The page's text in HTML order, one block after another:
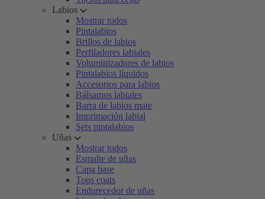
Labios
Mostrar todos
Pintalabios
Brillos de labios
Perfiladores labiales
Voluminizadores de labios
Pintalabios líquidos
Accesorios para labios
Bálsamos labiales
Barra de labios mate
Imprimación labial
Sets pintalabios
Uñas
Mostrar todos
Esmalte de uñas
Capa base
Tops coats
Endurecedor de uñas